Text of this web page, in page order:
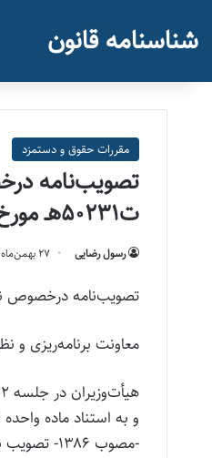
شناسنامه قانون
مقررات حقوق و دستمزد
ت۵۰۲۳۱هـ مورخ ۲۱/۱۱/۱۳۹۲ هيأت وزيران)
رسول رضایی ۲۷ بهمن‌ماه ۱۳۹۲
تصویب‌نامه درخصوص نحوه پرداخت
معاونت برنامه‌ریزی و
-مصوب ۱۳۸۶- تصویب نمود: